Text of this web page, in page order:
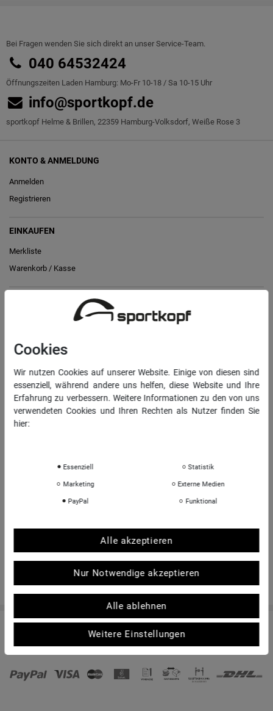
Bei Fragen wenden Sie sich direkt an unser Service-Team.
040 64532424
Öffnungszeiten Laden Hamburg: Mo-Fr 10-18 / Sa 10-15 Uhr
info@sportkopf.de
sportkopf Helme & Brillen, 22359 Hamburg-Volksdorf, Weiße Rose 3
KONTO & ANMELDUNG
Anmelden
Registrieren
EINKAUFEN
Merkliste
Warenkorb / Kasse
Vertrag widerrufen
Daten­schutz­erklärung
AGB
Impressum
Sportkopf Hamburg
Rücksendungen FAQ
Shop-Bewertungen
© Copyright 2026 | Alle Rechte vorbehalten. - sportkopf Helme und Brillen für den
Sport | Realisationcolornativ /
Cookies
Wir nutzen Cookies auf unserer Website. Einige von diesen sind
essenziell, während andere uns helfen, diese Website und Ihre
Erfahrung zu verbessern. Weitere Informationen zu den von uns
verwendeten Cookies und Ihren Rechten als Nutzer finden Sie
hier:
Essenziell Statistik
Marketing Externe Medien
PayPal Funktional
Alle akzeptieren
Nur Notwendige akzeptieren
Alle ablehnen
Weitere Einstellungen